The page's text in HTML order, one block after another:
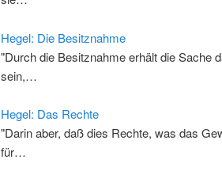
Hegel: Die Besitznahme
"Durch die Besitznahme erhält die Sache
sein,…
Hegel: Das Rechte
"Darin aber, daß dies Rechte, was das
für…